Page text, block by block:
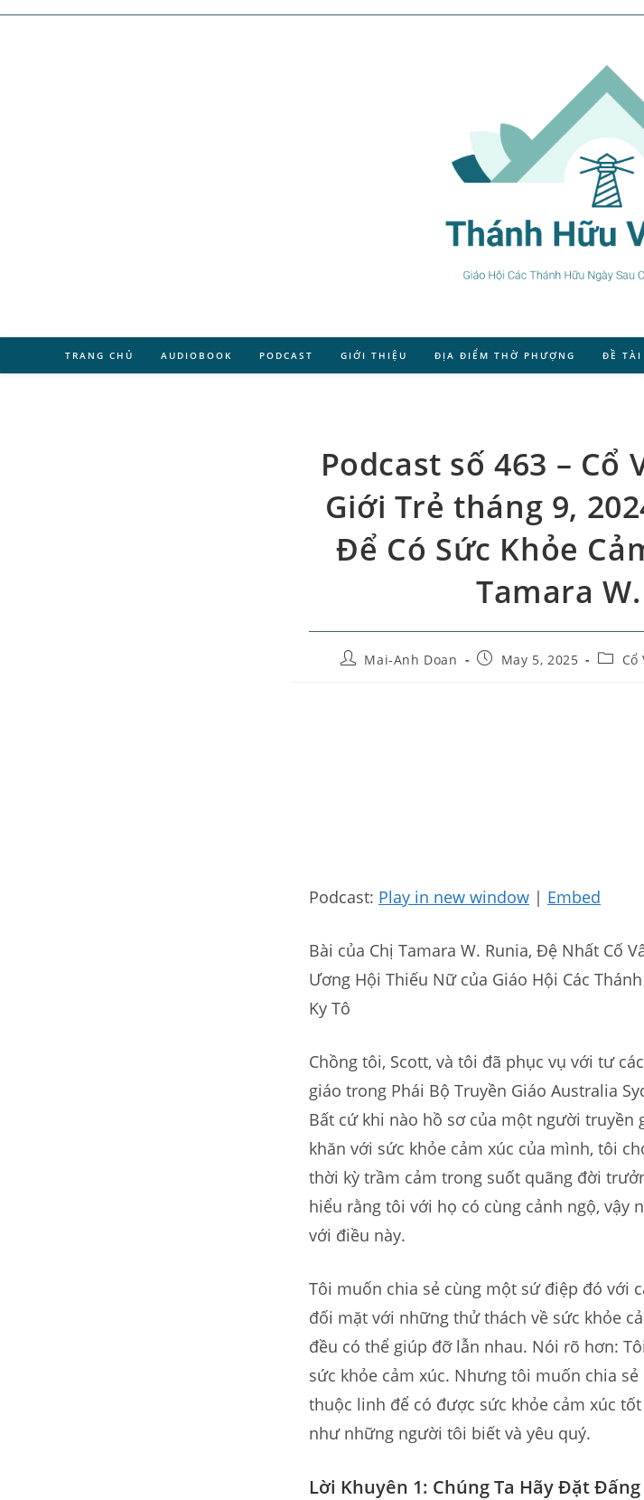
TRANG CHỦ AUDIOBOOK PODCAST GIỚI THIỆU ĐỊA ĐIỂM THỜ PHƯỢNG ĐỀ TÀI
Podcast số 463 – Cổ
Giới Trẻ tháng 9,
Để Có Sức Khỏe
Tamara
Mai-Anh Doan May 5, 2025 Cổ
Podcast: Play in new window | Embed
Bài của Chị Tamara W. Runia, Đệ Nhất Cố
Ương Hội Thiếu Nữ của Giáo Hội Các
Ky Tô
Chồng tôi, Scott, và tôi đã phục vụ với tư
giáo trong Phái Bộ Truyền Giáo Australia
Bất cứ khi nào hồ sơ của một người truyền
khăn với sức khỏe cảm xúc của mình, tôi
thời kỳ trầm cảm trong suốt quãng đời
hiểu rằng tôi với họ có cùng cảnh ngộ,
với điều này.
Tôi muốn chia sẻ cùng một sứ điệp đó với
đối mặt với những thử thách về sức khỏe
đều có thể giúp đỡ lẫn nhau. Nói rõ hơn:
sức khỏe cảm xúc. Nhưng tôi muốn chia
thuộc linh để có được sức khỏe cảm xúc
như những người tôi biết và yêu quý.
Lời Khuyên 1: Chúng Ta Hãy Đặt Đấng